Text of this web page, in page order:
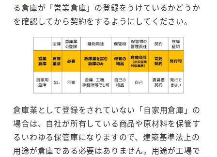
る倉庫が「営業倉庫」の登録をうけているかどうか
を確認してから契約をするようにしてください。
倉庫業として登録をされていない「自家用倉庫」の
場合は、自社が所有している商品や原材料を保管す
るいわゆる保管庫になりますので、建築基準法上の
用途が倉庫である必要はありません。用途が工場で